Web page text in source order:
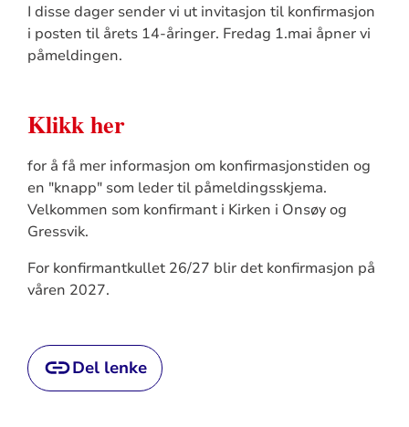
I disse dager sender vi ut invitasjon til konfirmasjon
i posten til årets 14-åringer. Fredag 1.mai åpner vi
påmeldingen.
Klikk her
for å få mer informasjon om konfirmasjonstiden og
en "knapp" som leder til påmeldingsskjema.
Velkommen som konfirmant i Kirken i Onsøy og
Gressvik.
For konfirmantkullet 26/27 blir det konfirmasjon på
våren 2027.
Del lenke